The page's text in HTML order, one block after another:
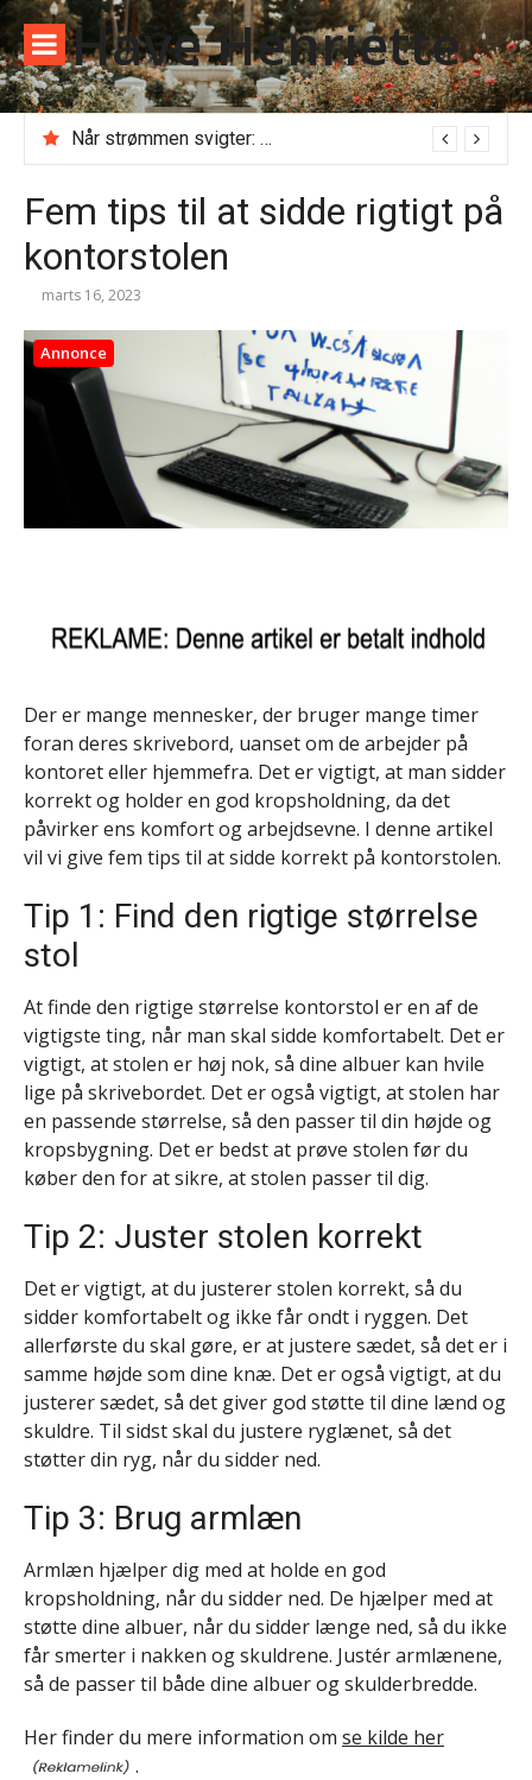
Spring
til
indhold Have Henriette
Når strømmen svigter: Alt du skal vide, før du ringer til en akut elektriker
Fem tips til at sidde rigtigt på
kontorstolen
marts 16, 2023
Annonce
Der er mange mennesker, der bruger mange timer
foran deres skrivebord, uanset om de arbejder på
kontoret eller hjemmefra. Det er vigtigt, at man sidder
korrekt og holder en god kropsholdning, da det
påvirker ens komfort og arbejdsevne. I denne artikel
vil vi give fem tips til at sidde korrekt på kontorstolen.
Tip 1: Find den rigtige størrelse
stol
At finde den rigtige størrelse kontorstol er en af de
vigtigste ting, når man skal sidde komfortabelt. Det er
vigtigt, at stolen er høj nok, så dine albuer kan hvile
lige på skrivebordet. Det er også vigtigt, at stolen har
en passende størrelse, så den passer til din højde og
kropsbygning. Det er bedst at prøve stolen før du
køber den for at sikre, at stolen passer til dig.
Tip 2: Juster stolen korrekt
Det er vigtigt, at du justerer stolen korrekt, så du
sidder komfortabelt og ikke får ondt i ryggen. Det
allerførste du skal gøre, er at justere sædet, så det er i
samme højde som dine knæ. Det er også vigtigt, at du
justerer sædet, så det giver god støtte til dine lænd og
skuldre. Til sidst skal du justere ryglænet, så det
støtter din ryg, når du sidder ned.
Tip 3: Brug armlæn
Armlæn hjælper dig med at holde en god
kropsholdning, når du sidder ned. De hjælper med at
støtte dine albuer, når du sidder længe ned, så du ikke
får smerter i nakken og skuldrene. Justér armlænene,
så de passer til både dine albuer og skulderbredde.
Her finder du mere information om se kilde her
.